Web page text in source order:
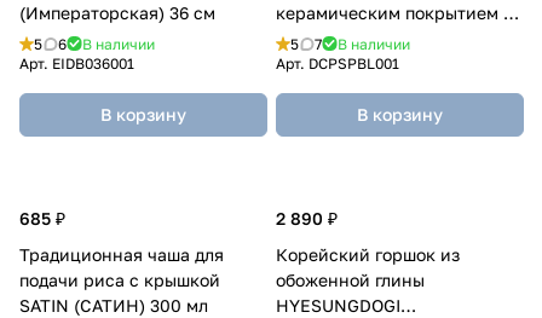
(Императорская) 36 см
5 6
В наличии
Арт. EIDB036001
В корзину
керамическим покрытием 10
предметов
5 7
В наличии
Арт. DCPSPBL001
В корзину
685 ₽
Традиционная чаша для
подачи риса с крышкой
SATIN (САТИН) 300 мл
2 890 ₽
Корейский горшок из
обоженной глины
HYESUNGDOGI